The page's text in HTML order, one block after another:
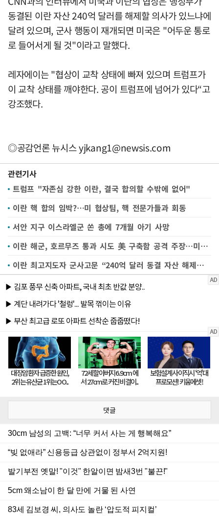
동결된 이란 자산 240억 달러를 해제할 의사가 있느냐에
달려 있으며, 군사 행동이 재개되면 미국은 "어두운 통로
로 들어서게 될 것"이라고 말했다.
레자에이는 "협상이 교착 상태에 빠져 있으며 트럼프가
이 교착 상태를 깨야한다. 공이 트럼프에 넘어가 있다“고
강조했다.
◎공감언론 뉴시스yjkang1@newsis.com
관련기사
트럼프 "자존심 강한 이란, 결국 합의할 수밖에 없어"
이란 핵 합의 임박?…미 협상팀, 핵 전문가들과 회동
서안 지구 이스라엘군 쏜 총에 7개월 아기 사망
이란 해군, 호르무즈 통과 시도 美 구축함 공격 주장…미군 부인
이란 최고지도자 군사고문 “240억 달러 동결 자산 해제가 협상 관건”
댓글